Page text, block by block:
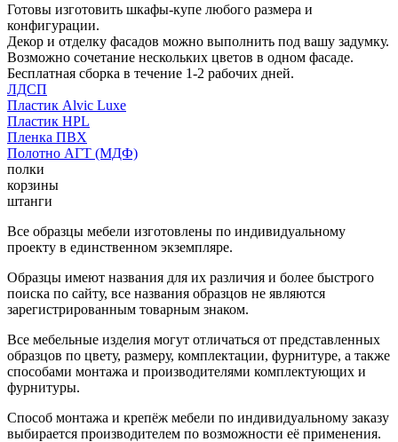
Готовы изготовить шкафы-купе любого размера и
конфигурации.
Декор и отделку фасадов можно выполнить под вашу задумку.
Возможно сочетание нескольких цветов в одном фасаде.
Бесплатная сборка в течение 1-2 рабочих дней.
ЛДСП
Пластик Alvic Luxe
Пластик HPL
Пленка ПВХ
Полотно АГТ (МДФ)
полки
корзины
штанги
Все образцы мебели изготовлены по индивидуальному
проекту в единственном экземпляре.
Образцы имеют названия для их различия и более быстрого
поиска по сайту, все названия образцов не являются
зарегистрированным товарным знаком.
Все мебельные изделия могут отличаться от представленных
образцов по цвету, размеру, комплектации, фурнитуре, а также
способами монтажа и производителями комплектующих и
фурнитуры.
Способ монтажа и крепёж мебели по индивидуальному заказу
выбирается производителем по возможности её применения.